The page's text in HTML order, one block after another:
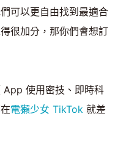
可以更自由找到最適合
很加分，那你們會想訂
App 使用密技、即時科
電獺少女 TikTok 就差